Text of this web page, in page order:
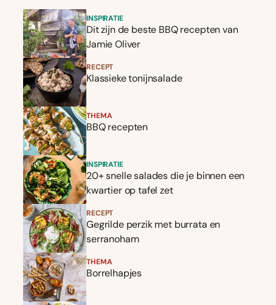
INSPIRATIE
Dit zijn de beste BBQ recepten van
Jamie Oliver
RECEPT
Klassieke tonijnsalade
THEMA
BBQ recepten
INSPIRATIE
20+ snelle salades die je binnen een
kwartier op tafel zet
RECEPT
Gegrilde perzik met burrata en
serranoham
THEMA
Borrelhapjes